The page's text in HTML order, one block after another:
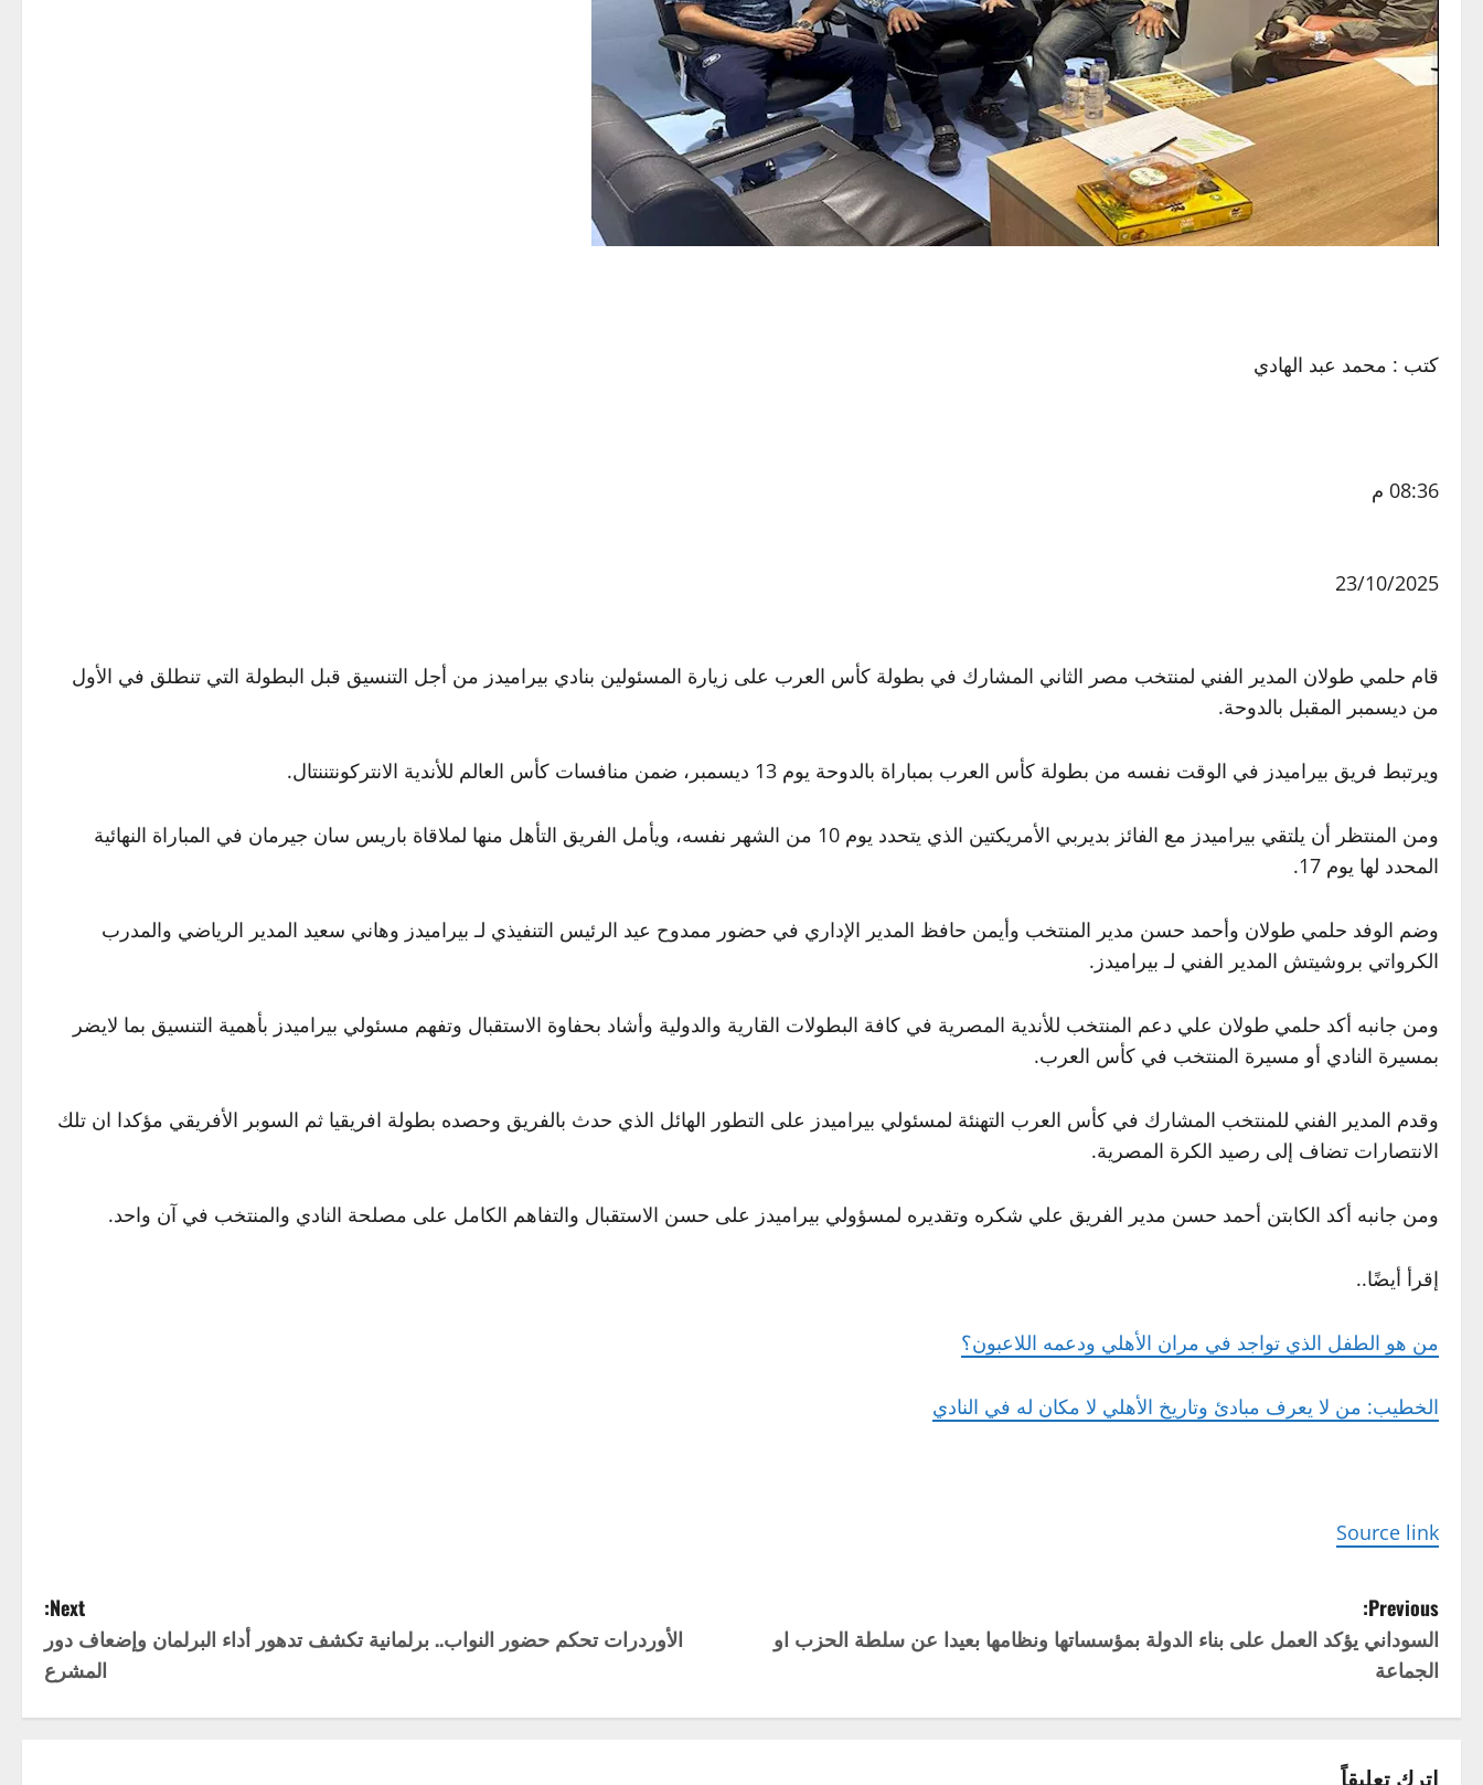
كتب : محمد عبد الهادي
08:36 م
23/10/2025
قام حلمي طولان المدير الفني لمنتخب مصر الثاني المشارك في بطولة كأس العرب على زيارة المسئولين بنادي بيراميدز من أجل التنسيق قبل البطولة التي تنطلق في الأول
من ديسمبر المقبل بالدوحة.
ويرتبط فريق بيراميدز في الوقت نفسه من بطولة كأس العرب بمباراة بالدوحة يوم 13 ديسمبر، ضمن منافسات كأس العالم للأندية الانتركونتننتال.
ومن المنتظر أن يلتقي بيراميدز مع الفائز بديربي الأمريكتين الذي يتحدد يوم 10 من الشهر نفسه، ويأمل الفريق التأهل منها لملاقاة باريس سان جيرمان في المباراة النهائية
المحدد لها يوم 17.
وضم الوفد حلمي طولان وأحمد حسن مدير المنتخب وأيمن حافظ المدير الإداري في حضور ممدوح عيد الرئيس التنفيذي لـ بيراميدز وهاني سعيد المدير الرياضي والمدرب
الكرواتي بروشيتش المدير الفني لـ بيراميدز.
ومن جانبه أكد حلمي طولان علي دعم المنتخب للأندية المصرية في كافة البطولات القارية والدولية وأشاد بحفاوة الاستقبال وتفهم مسئولي بيراميدز بأهمية التنسيق بما لايضر
بمسيرة النادي أو مسيرة المنتخب في كأس العرب.
وقدم المدير الفني للمنتخب المشارك في كأس العرب التهنئة لمسئولي بيراميدز على التطور الهائل الذي حدث بالفريق وحصده بطولة افريقيا ثم السوبر الأفريقي مؤكدا ان تلك
الانتصارات تضاف إلى رصيد الكرة المصرية.
ومن جانبه أكد الكابتن أحمد حسن مدير الفريق علي شكره وتقديره لمسؤولي بيراميدز على حسن الاستقبال والتفاهم الكامل على مصلحة النادي والمنتخب في آن واحد.
إقرأ أيضًا..
من هو الطفل الذي تواجد في مران الأهلي ودعمه اللاعبون؟
الخطيب: من لا يعرف مبادئ وتاريخ الأهلي لا مكان له في النادي
Source link
P
o
s
Previous:
السوداني يؤكد العمل على بناء الدولة بمؤسساتها ونظامها بعيدا عن سلطة الحزب او
الجماعة
Next:
الأوردرات تحكم حضور النواب.. برلمانية تكشف تدهور أداء البرلمان وإضعاف دور
المشرع
اترك تعليقاً